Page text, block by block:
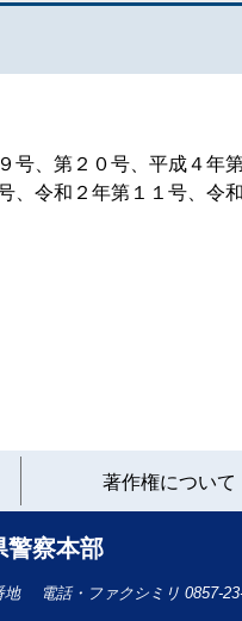
、第２０号、平成４年
令和２年第１１号、令
著作権について
警察本部
地電話・ファクシミリ 0857-